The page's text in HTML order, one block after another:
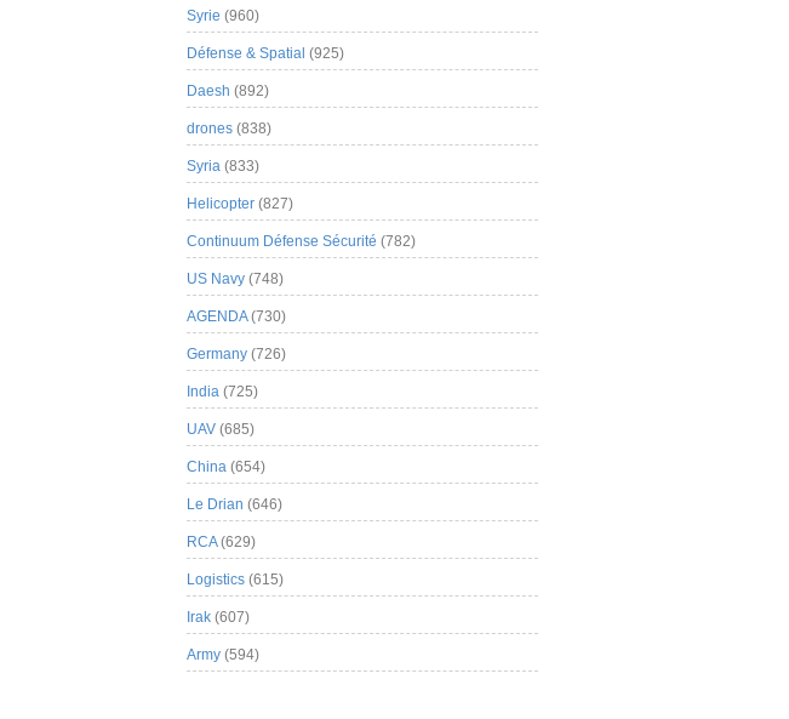
Syrie (960)
Défense & Spatial (925)
Daesh (892)
drones (838)
Syria (833)
Helicopter (827)
Continuum Défense Sécurité (782)
US Navy (748)
AGENDA(730)
Germany (726)
India (725)
UAV (685)
China (654)
Le Drian (646)
RCA(629)
Logistics (615)
Irak (607)
Army (594)